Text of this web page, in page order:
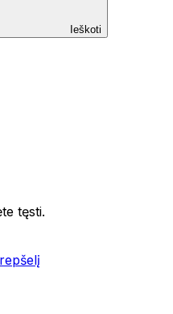
Ieškoti
tęsti.